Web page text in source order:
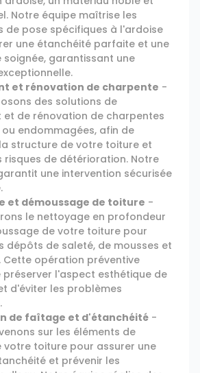
Notre équipe maîtrise les
de pose spécifiques à l'ardoise
une étanchéité parfaite et une
soignée, garantissant une
et rénovation de charpente -
des solutions de
et de rénovation de charpentes
endommagées, afin de
structure de votre toiture et
risques de détérioration. Notre
une intervention sécurisée
et démoussage de toiture -
le nettoyage en profondeur
de votre toiture pour
dépôts de saleté, de mousses et
Cette opération préventive
préserver l'aspect esthétique de
d'éviter les problèmes
de faîtage et d'étanchéité -
sur les éléments de
toiture pour assurer une
et prévenir les